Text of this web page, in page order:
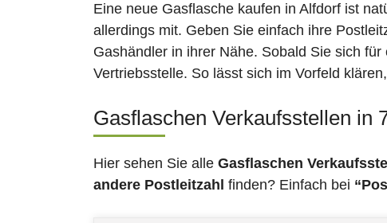
Eine neue Gasflasche kaufen in Alfdorf ist
allerdings mit. Geben Sie einfach ihre
Gashändler in ihrer Nähe. Sobald Sie sich
Vertriebsstelle. So lässt sich im Vorfeld
Gasflaschen Verkaufsstellen in
Hier sehen Sie alle Gasflaschen
andere Postleitzahl finden? Einfach bei